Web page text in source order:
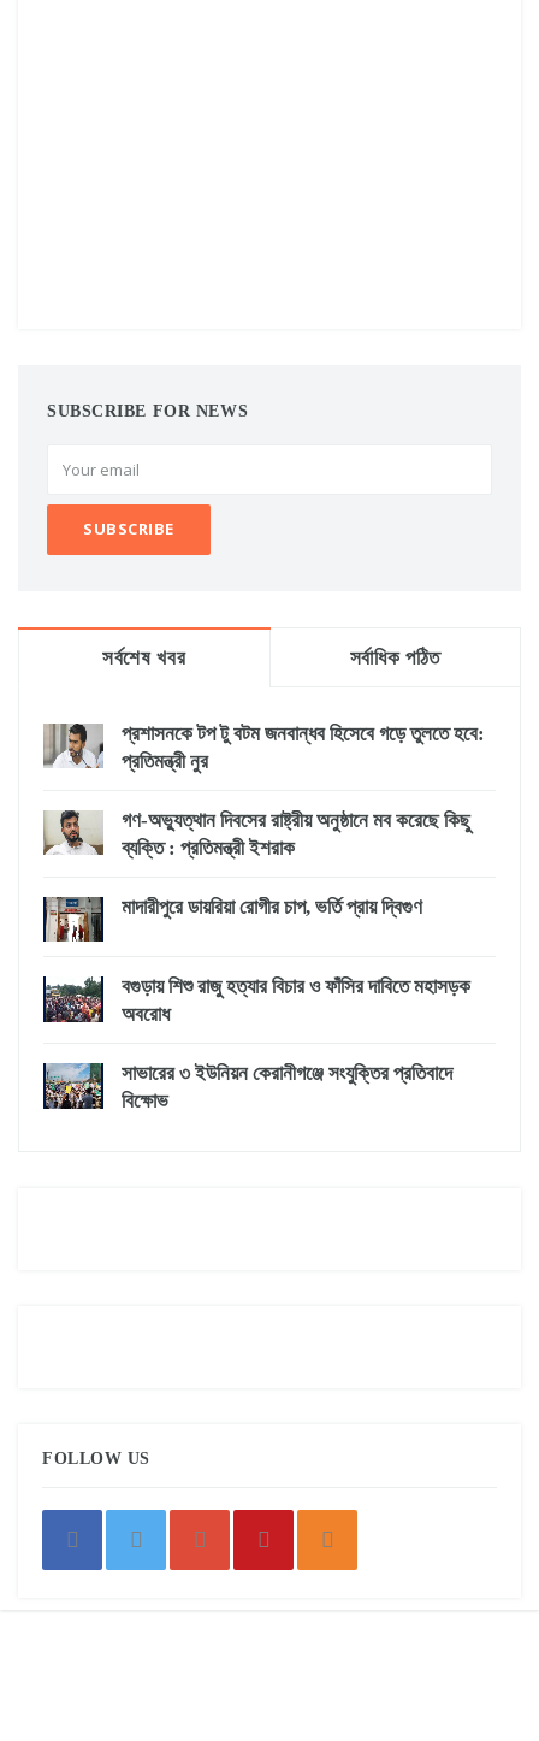
SUBSCRIBE FOR NEWS
সর্বশেষ খবর সর্বাধিক পঠিত
প্রশাসনকে টপ টু বটম জনবান্ধব হিসেবে গড়ে তুলতে হবে:
প্রতিমন্ত্রী নুর
গণ-অভ্যুত্থান দিবসের রাষ্ট্রীয় অনুষ্ঠানে মব করেছে কিছু
ব্যক্তি : প্রতিমন্ত্রী ইশরাক
মাদারীপুরে ডায়রিয়া রোগীর চাপ, ভর্তি প্রায় দ্বিগুণ
বগুড়ায় শিশু রাজু হত্যার বিচার ও ফাঁসির দাবিতে মহাসড়ক
অবরোধ
সাভারের ৩ ইউনিয়ন কেরানীগঞ্জে সংযুক্তির প্রতিবাদে
বিক্ষোভ
FOLLOW US